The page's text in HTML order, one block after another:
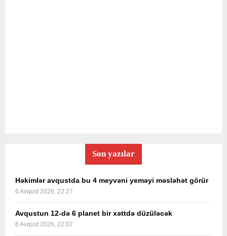
Son yazılar
Həkimlər avqustda bu 4 meyvəni yeməyi məsləhət görür
6 Avqust 2026, 22:27
Avqustun 12-də 6 planet bir xəttdə düzüləcək
6 Avqust 2026, 22:07